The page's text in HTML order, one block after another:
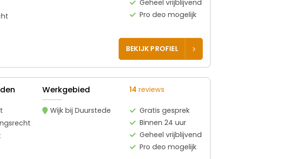
Geheel vrijblijvend
Pro deo mogelijk
BEKIJK PROFIEL
Werkgebied
Wijk bij Duurstede
14 reviews
Gratis gesprek
Binnen 24 uur
Geheel vrijblijvend
Pro deo mogelijk